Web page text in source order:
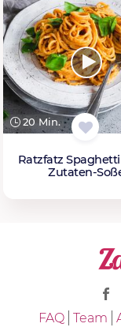
20 Min.
Ratzfatz
Zutaten-
FAQ Team